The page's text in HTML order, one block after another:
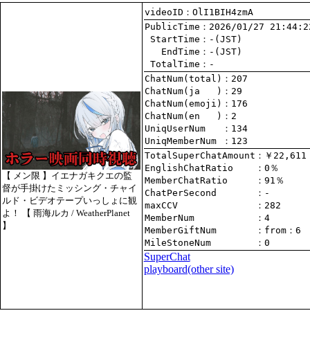
【 メン限 】イエナガキクエの監
督が手掛けたミッシング・チャイ
ルド・ビデオテープいっしょに観
よ！ 【 雨海ルカ / WeatherPlanet
】
videoID：OlI1BIH4zmA
PublicTime
StartTime
   EndTime
TotalTime ：-
ChatNum(total)
ChatNum(ja   )
ChatNum(emoji)
ChatNum(en   )
UniqUserNum
：134
UniqMemberNum
：123
TotalSuperChatAmount
EnglishChatRatio
MemberChatRatio
ChatPerSecond
maxCCV
：282
MemberNum
：4
MemberGiftNum
： from ：6
MileStoneNum
：0
SuperChat
playboard(other site)